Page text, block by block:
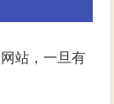
站，一旦有